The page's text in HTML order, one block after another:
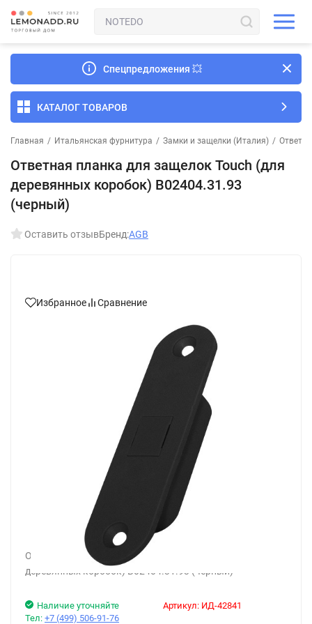
Спецпредложения 💥
КАТАЛОГ ТОВАРОВ
Главная / Итальянская фурнитура / Замки и защелки (Италия) /
Ответная планка для защелок Touch (для
деревянных коробок) B02404.31.93
(черный)
Оставить отзывБренд:AGB
Избранное Сравнение
Ответная планка AGB (АГБ) для защелок Touch (для
деревянных коробок) B02404.31.93 (черный)
Артикул: ИД-42841
Наличие уточняйте
Тел: +7 (499) 506-91-76